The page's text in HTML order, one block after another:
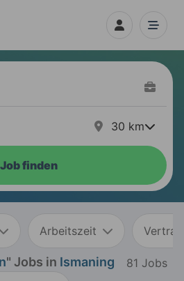
30 km
Job finden
Arbeitszeit
" Jobs in Ismaning
81 Jobs